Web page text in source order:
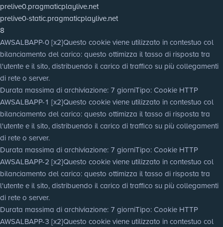
prelive0.pragmaticplaylive.net
prelive0-static.pragmaticplaylive.net
8
AWSALBAPP-0 [x2]Questo cookie viene utilizzato in contestuo col
bilanciamento del carico: questo ottimizza il tasso di risposta tra
l'utente e il sito, distribuendo il carico di traffico su più collegamenti
di rete o server.
Durata massima di archiviazione: 7 giorniTipo: Cookie HTTP
AWSALBAPP-1 [x2]Questo cookie viene utilizzato in contestuo col
bilanciamento del carico: questo ottimizza il tasso di risposta tra
l'utente e il sito, distribuendo il carico di traffico su più collegamenti
di rete o server.
Durata massima di archiviazione: 7 giorniTipo: Cookie HTTP
AWSALBAPP-2 [x2]Questo cookie viene utilizzato in contestuo col
bilanciamento del carico: questo ottimizza il tasso di risposta tra
l'utente e il sito, distribuendo il carico di traffico su più collegamenti
di rete o server.
Durata massima di archiviazione: 7 giorniTipo: Cookie HTTP
AWSALBAPP-3 [x2]Questo cookie viene utilizzato in contestuo col